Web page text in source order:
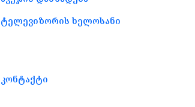
ტელევიზორის ხელოსანი
კონტაქტი